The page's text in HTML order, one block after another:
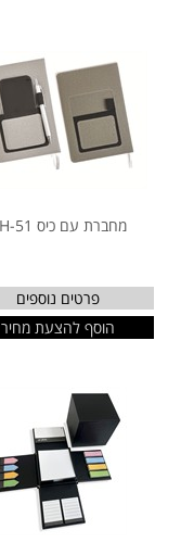
מחברת עם כיס TH-51
פרטים נוספים
הוסף להצעת מחיר